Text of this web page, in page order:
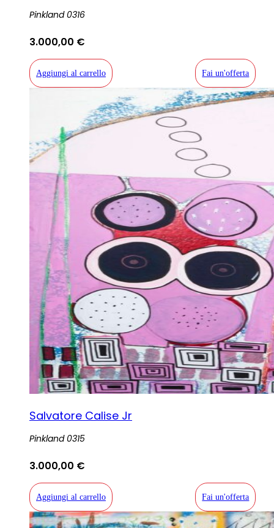
Pinkland 0316
3.000,00 €
Aggiungi al carrello Fai un'offerta
Salvatore Calise Jr
Pinkland 0315
3.000,00 €
Aggiungi al carrello Fai un'offerta